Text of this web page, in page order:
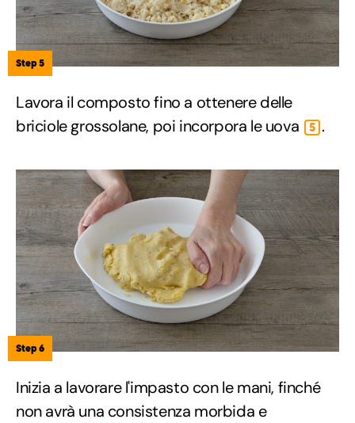
Step 5
Lavora il composto fino a ottenere delle
briciole grossolane, poi incorpora le uova
5 .
Step 6
Inizia a lavorare l'impasto con le mani, finché
non avrà una consistenza morbida e